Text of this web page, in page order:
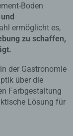
Boden
ermöglicht es,
zu schaffen,
der Gastronomie
über die
Farbgestaltung
Lösung für